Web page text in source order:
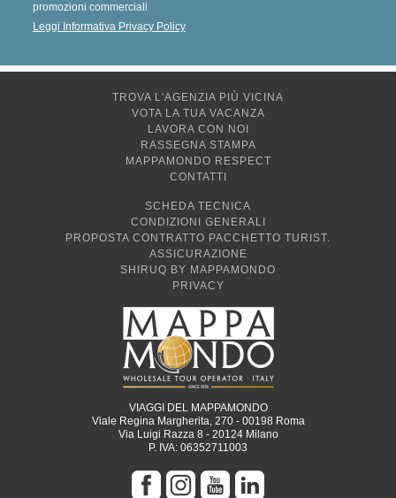
promozioni commerciali
Leggi Informativa Privacy Policy
TROVA L'AGENZIA PIÙ VICINA
VOTA LA TUA VACANZA
LAVORA CON NOI
RASSEGNA STAMPA
MAPPAMONDO RESPECT
CONTATTI
SCHEDA TECNICA
CONDIZIONI GENERALI
PROPOSTA CONTRATTO PACCHETTO TURIST.
ASSICURAZIONE
SHIRUQ BY MAPPAMONDO
PRIVACY
VIAGGI DEL MAPPAMONDO
Viale Regina Margherita, 270 - 00198 Roma
Via Luigi Razza 8 - 20124 Milano
P. IVA: 06352711003